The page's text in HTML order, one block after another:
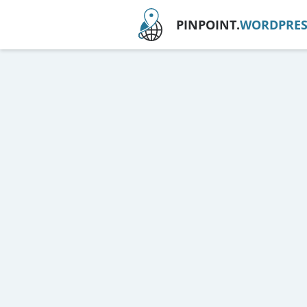
PINPOINT.